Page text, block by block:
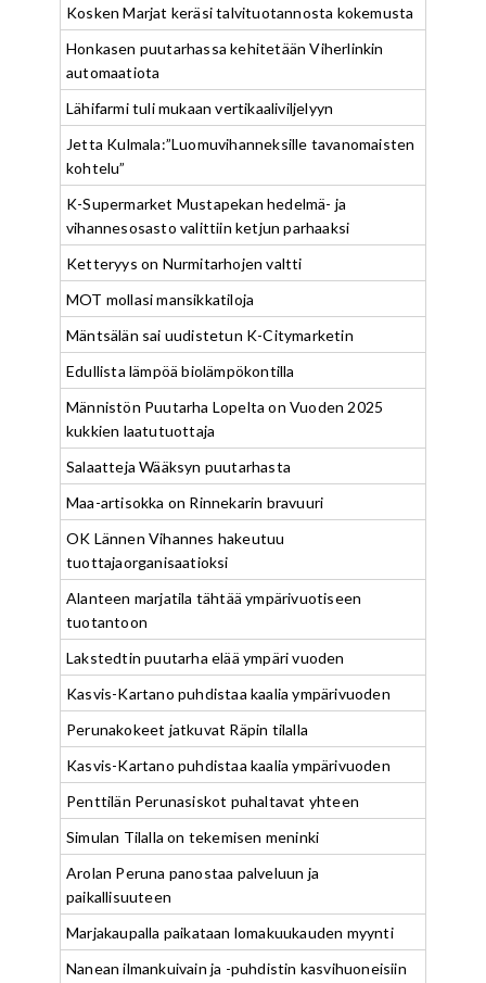
Kosken Marjat keräsi talvituotannosta kokemusta
Honkasen puutarhassa kehitetään Viherlinkin
automaatiota
Lähifarmi tuli mukaan vertikaaliviljelyyn
Jetta Kulmala:”Luomuvihanneksille tavanomaisten
kohtelu”
K-Supermarket Mustapekan hedelmä- ja
vihannesosasto valittiin ketjun parhaaksi
Ketteryys on Nurmitarhojen valtti
MOT mollasi mansikkatiloja
Mäntsälän sai uudistetun K-Citymarketin
Edullista lämpöä biolämpökontilla
Männistön Puutarha Lopelta on Vuoden 2025
kukkien laatutuottaja
Salaatteja Wääksyn puutarhasta
Maa-artisokka on Rinnekarin bravuuri
OK Lännen Vihannes hakeutuu
tuottajaorganisaatioksi
Alanteen marjatila tähtää ympärivuotiseen
tuotantoon
Lakstedtin puutarha elää ympäri vuoden
Kasvis-Kartano puhdistaa kaalia ympärivuoden
Perunakokeet jatkuvat Räpin tilalla
Kasvis-Kartano puhdistaa kaalia ympärivuoden
Penttilän Perunasiskot puhaltavat yhteen
Simulan Tilalla on tekemisen meninki
Arolan Peruna panostaa palveluun ja
paikallisuuteen
Marjakaupalla paikataan lomakuukauden myynti
Nanean ilmankuivain ja -puhdistin kasvihuoneisiin